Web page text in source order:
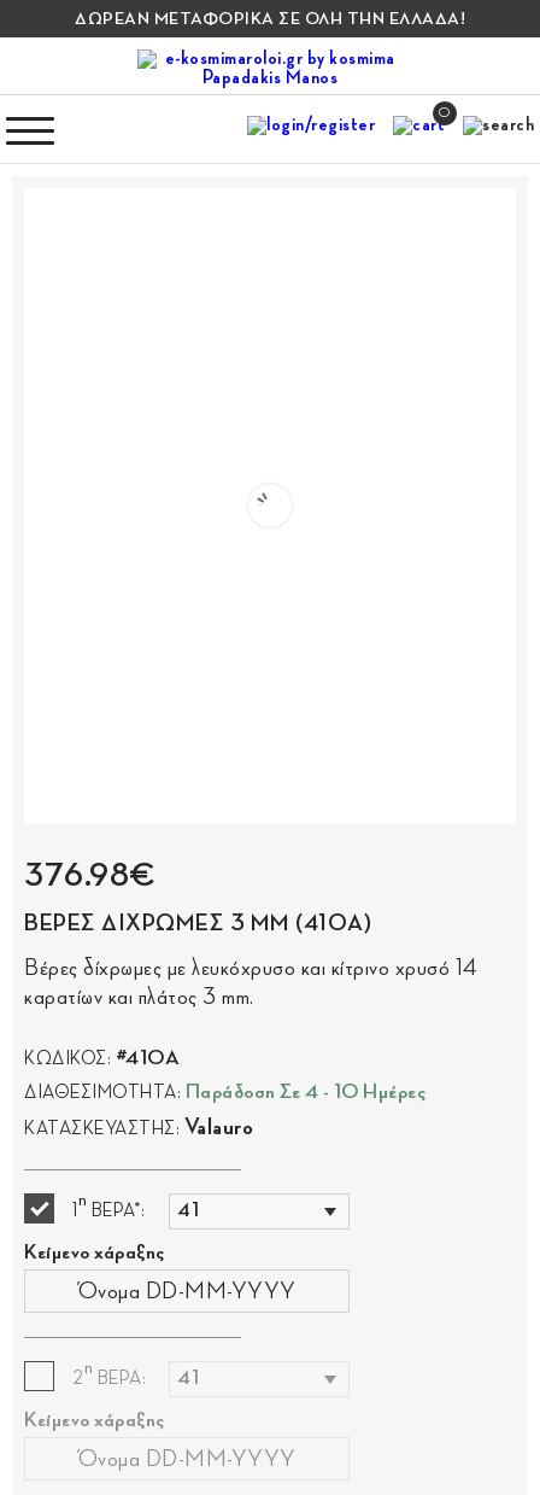
ΔΩΡΕΑΝ ΜΕΤΑΦΟΡΙΚΑ ΣΕ ΟΛΗ ΤΗΝ ΕΛΛΑΔΑ!
0
376.98€
ΒΕΡΕΣ ΔΙΧΡΩΜΕΣ 3 MM (410Α)
Βέρες δίχρωμες με λευκόχρυσο και κίτρινο χρυσό 14
καρατίων και πλάτος 3 mm.
ΚΩΔΙΚΟΣ: #410Α
ΔΙΑΘΕΣΙΜΟΤΗΤΑ: Παράδοση Σε 4 - 10 Ημέρες
ΚΑΤΑΣΚΕΥΑΣΤΗΣ: Valauro
η
ΒΕΡΑ*:
Κείμενο χάραξης
2
η
ΒΕΡΑ:
Κείμενο χάραξης